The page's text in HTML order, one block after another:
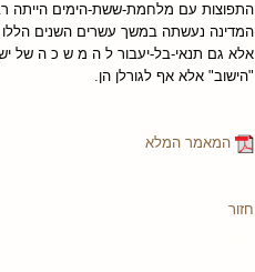
התפוצות עם מלחמת-ששת-הימים הייתה
המדינה נעשתה במשך עשרים השנים
אלא גם תנאי-בל-יעבור ל ה מ ש כ ה של
"הישוב" אלא אף לגורלן הן.
המאמר המלא
חזור